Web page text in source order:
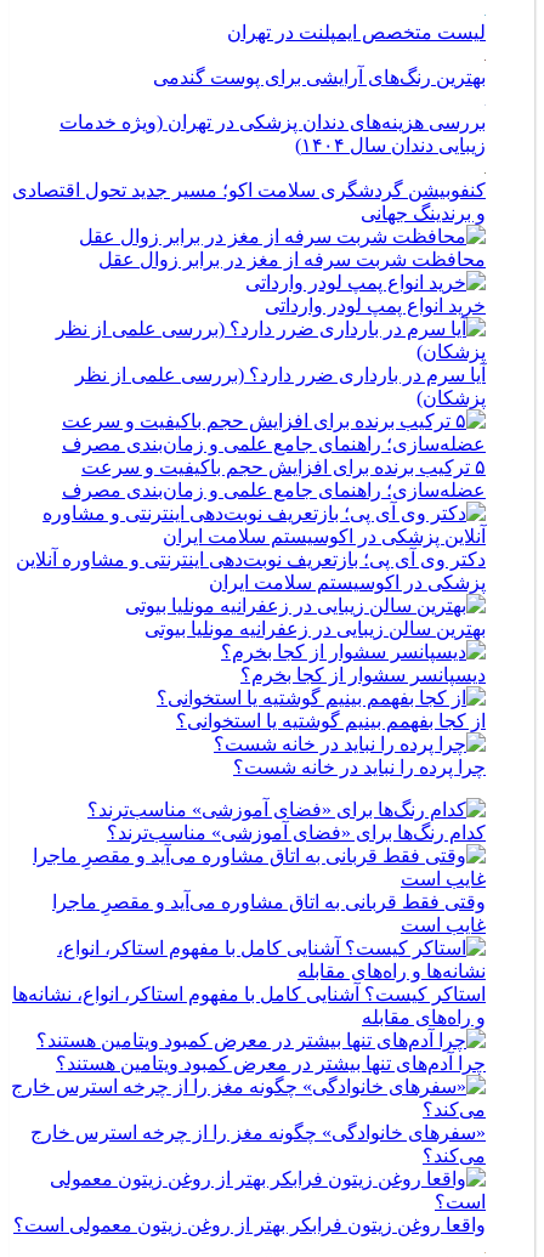
لیست متخصص ایمپلنت در تهران
بهترین رنگ‌های آرایشی برای پوست گندمی
بررسی هزینه‌های دندان پزشکی در تهران (ویژه خدمات
زیبایی دندان سال ۱۴۰۴)
کنفوبیشن گردشگری سلامت اکو؛ مسیر جدید تحول اقتصادی
و برندینگ جهانی
محافظت شربت سرفه از مغز در برابر زوال عقل
خرید انواع پمپ لودر وارداتی
آیا سرم در بارداری ضرر دارد؟ (بررسی علمی از نظر
پزشکان)
۵ ترکیب برنده برای افزایش حجم باکیفیت و سرعت
عضله‌سازی؛ راهنمای جامع علمی و زمان‌بندی مصرف
دکتر وی آی پی؛ بازتعریف نوبت‌دهی اینترنتی و مشاوره آنلاین
پزشکی در اکوسیستم سلامت ایران
بهترین سالن زیبایی در زعفرانیه مونلیا بیوتی
دیسپانسر سشوار از کجا بخرم؟
از کجا بفهمم بینیم گوشتیه یا استخوانی؟
چرا پرده را نباید در خانه شست؟
کدام رنگ‌ها برای «فضای آموزشی» مناسب‌ترند؟
وقتی فقط قربانی به اتاق مشاوره می‌آید و مقصرِ ماجرا
غایب است
استاکر کیست؟ آشنایی کامل با مفهوم استاکر، انواع، نشانه‌ها
و راه‌های مقابله
چرا آدم‌های تنها بیشتر در معرض کمبود ویتامین هستند؟
«سفرهای خانوادگی» چگونه مغز را از چرخه استرس خارج
می‌کند؟
واقعا روغن زیتون فرابکر بهتر از روغن زیتون معمولی است؟